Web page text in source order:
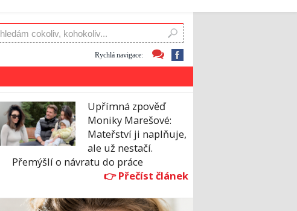
Rychlá navigace:
Upřímná zpověď
Moniky Marešové:
Mateřství ji naplňuje,
ale už nestačí.
Přemýšlí o návratu do práce